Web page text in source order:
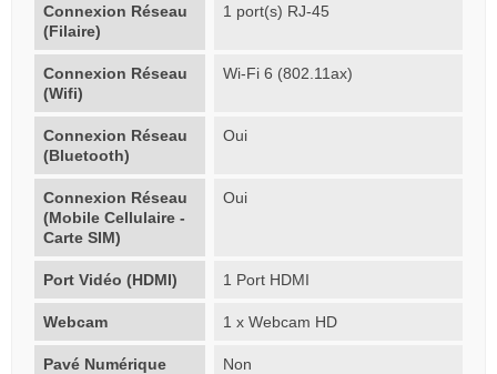
Connexion Réseau
(Filaire)
1 port(s) RJ-45
Connexion Réseau
(Wifi)
Wi-Fi 6 (802.11ax)
Connexion Réseau
(Bluetooth)
Oui
Connexion Réseau
(Mobile Cellulaire -
Carte SIM)
Oui
Port Vidéo (HDMI) 1 Port HDMI
Webcam 1 x Webcam HD
Pavé Numérique Non